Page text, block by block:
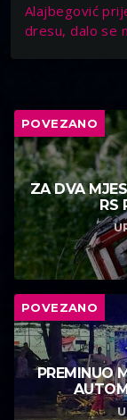
Alajbegović
dresu, dalo se
POVEZANO
ZA DVA
RS
POVEZANO
PREMINUO